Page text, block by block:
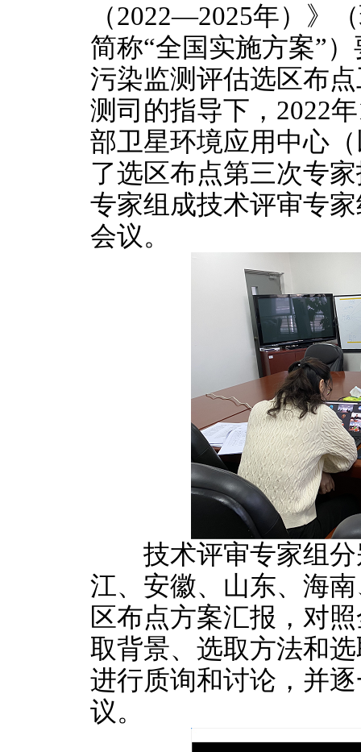
（2022—2025年）》
简称“全国实施方案”
污染监测评估选区布
测司的指导下，2022
部卫星环境应用中心
了选区布点第三次专
专家组成技术评审专
会议。
技术评审专家组分
江、安徽、山东、海
区布点方案汇报，对
取背景、选取方法和
进行质询和讨论，并
议。